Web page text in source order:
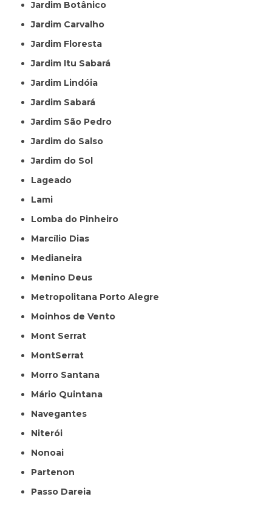
Jardim Botânico
Jardim Carvalho
Jardim Floresta
Jardim Itu Sabará
Jardim Lindóia
Jardim Sabará
Jardim São Pedro
Jardim do Salso
Jardim do Sol
Lageado
Lami
Lomba do Pinheiro
Marcílio Dias
Medianeira
Menino Deus
Metropolitana Porto Alegre
Moinhos de Vento
Mont Serrat
MontSerrat
Morro Santana
Mário Quintana
Navegantes
Niterói
Nonoai
Partenon
Passo Dareia